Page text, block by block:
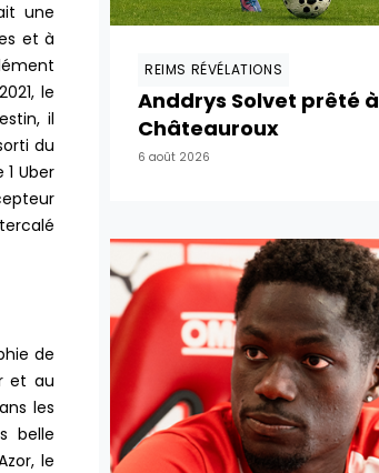
une
et à
le
il
du
Uber
de
et au
les
belle
le
REIMS RÉVÉLATIONS
Anddrys Solvet prêté à
Châteauroux
6 août 2026